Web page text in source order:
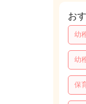
お
幼
幼
保